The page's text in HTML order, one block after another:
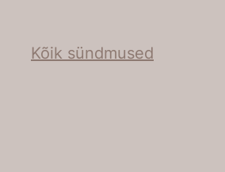
Kõik sündmused